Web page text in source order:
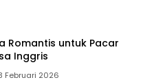
Romantis untuk Pacar
Inggris
Februari 2026